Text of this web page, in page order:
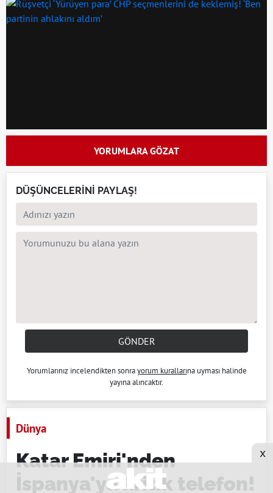
YORUMLARA GÖZAT
DÜŞÜNCELERİNİ PAYLAŞ!
GÖNDER
Yorumlarınız incelendikten sonrayorum kurallarına uyması halinde
yayına alıncaktır.
Dünya
Katar Emiri'nden
İspanya'ya kritik telefon!
x